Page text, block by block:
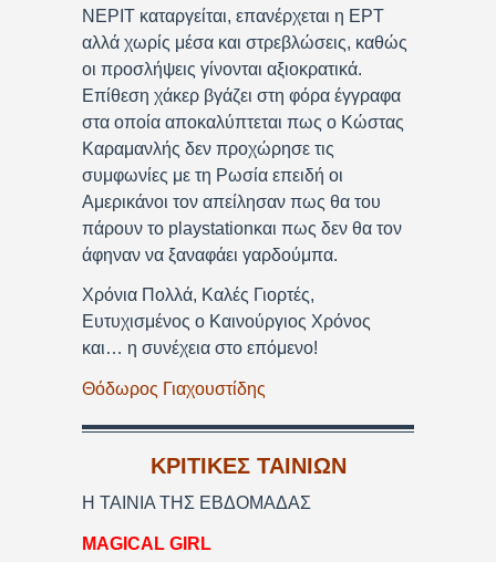
ΝΕΡΙΤ καταργείται, επανέρχεται η ΕΡΤ
αλλά χωρίς μέσα και στρεβλώσεις, καθώς
οι προσλήψεις γίνονται αξιοκρατικά.
Επίθεση χάκερ βγάζει στη φόρα έγγραφα
στα οποία αποκαλύπτεται πως ο Κώστας
Καραμανλής δεν προχώρησε τις
συμφωνίες με τη Ρωσία επειδή οι
Αμερικάνοι τον απείλησαν πως θα του
πάρουν το playstationκαι πως δεν θα τον
άφηναν να ξαναφάει γαρδούμπα.
Χρόνια Πολλά, Καλές Γιορτές,
Ευτυχισμένος ο Καινούργιος Χρόνος
και… η συνέχεια στο επόμενο!
Θόδωρος Γιαχουστίδης
ΚΡΙΤΙΚΕΣ ΤΑΙΝΙΩΝ
Η ΤΑΙΝΙΑ ΤΗΣ ΕΒΔΟΜΑΔΑΣ
MAGICAL GIRL